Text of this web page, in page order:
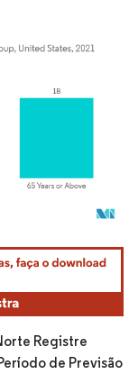
conforme CC BY 4.0.
Registre
de Previsão